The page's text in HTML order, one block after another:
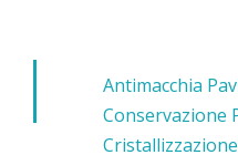
Antimacchia
Conservazione